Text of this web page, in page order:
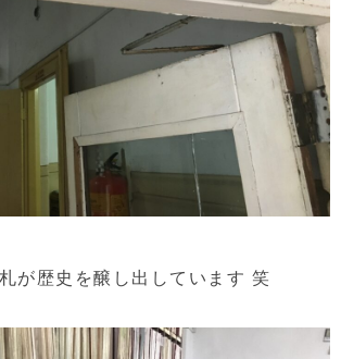
が歴史を醸し出しています 笑